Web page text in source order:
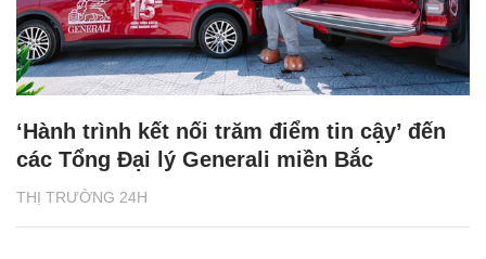
THỊ TRƯỜNG 24H
‘Hành trình kết nối trăm điểm tin cậy’ đến
các Tổng Đại lý Generali miền Bắc